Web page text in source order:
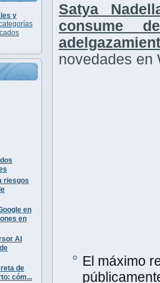
y
riesgos
en
en
AI
de
cóm...
Satya
consume
novedades en
El máximo